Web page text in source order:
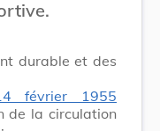
durable et des
février 1955
de la circulation